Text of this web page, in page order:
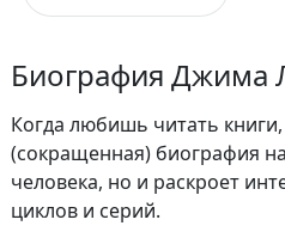
Биография Джима
Когда любишь читать
(сокращенная) биография
человека, но и раскроет
циклов и серий.